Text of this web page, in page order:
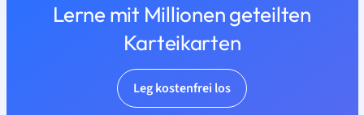
Lerne mit Millionen geteilten
Karteikarten
Leg kostenfrei los